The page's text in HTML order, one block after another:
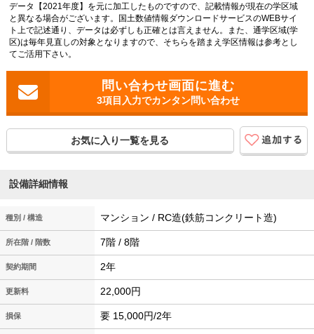
データ【2021年度】を元に加工したものですので、記載情報が現在の学区域
と異なる場合がございます。国土数値情報ダウンロードサービスのWEBサイ
ト上で記述通り、データは必ずしも正確とは言えません。また、通学区域(学
区)は毎年見直しの対象となりますので、そちらを踏まえ学区情報は参考とし
てご活用下さい。
3項目入力でカンタン問い合わせ
お気に入り一覧を見る
設備詳細情報
種別 / 構造 マンション / RC造(鉄筋コンクリート造)
所在階 / 階数 7階 / 8階
契約期間 2年
更新料 22,000円
損保 要 15,000円/2年